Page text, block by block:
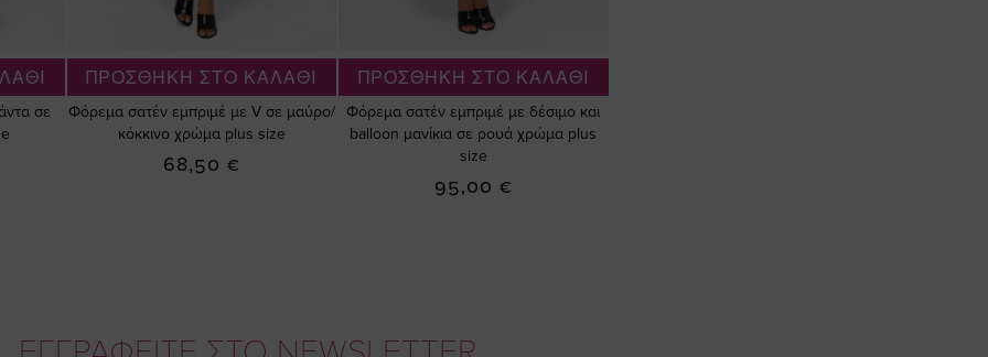
σε
ΠΡΟΣΘΗΚΗ ΣΤΟ ΚΑΛΑΘΙ
Φόρεμα σατέν εμπριμέ με V σε μαύρο/
κόκκινο χρώμα plus size
68,50 €
ΠΡΟΣΘΗΚΗ ΣΤΟ ΚΑΛΑΘΙ
Φόρεμα σατέν εμπριμέ με δέσιμο και
balloon μανίκια σε ρουά χρώμα plus
size
95,00 €